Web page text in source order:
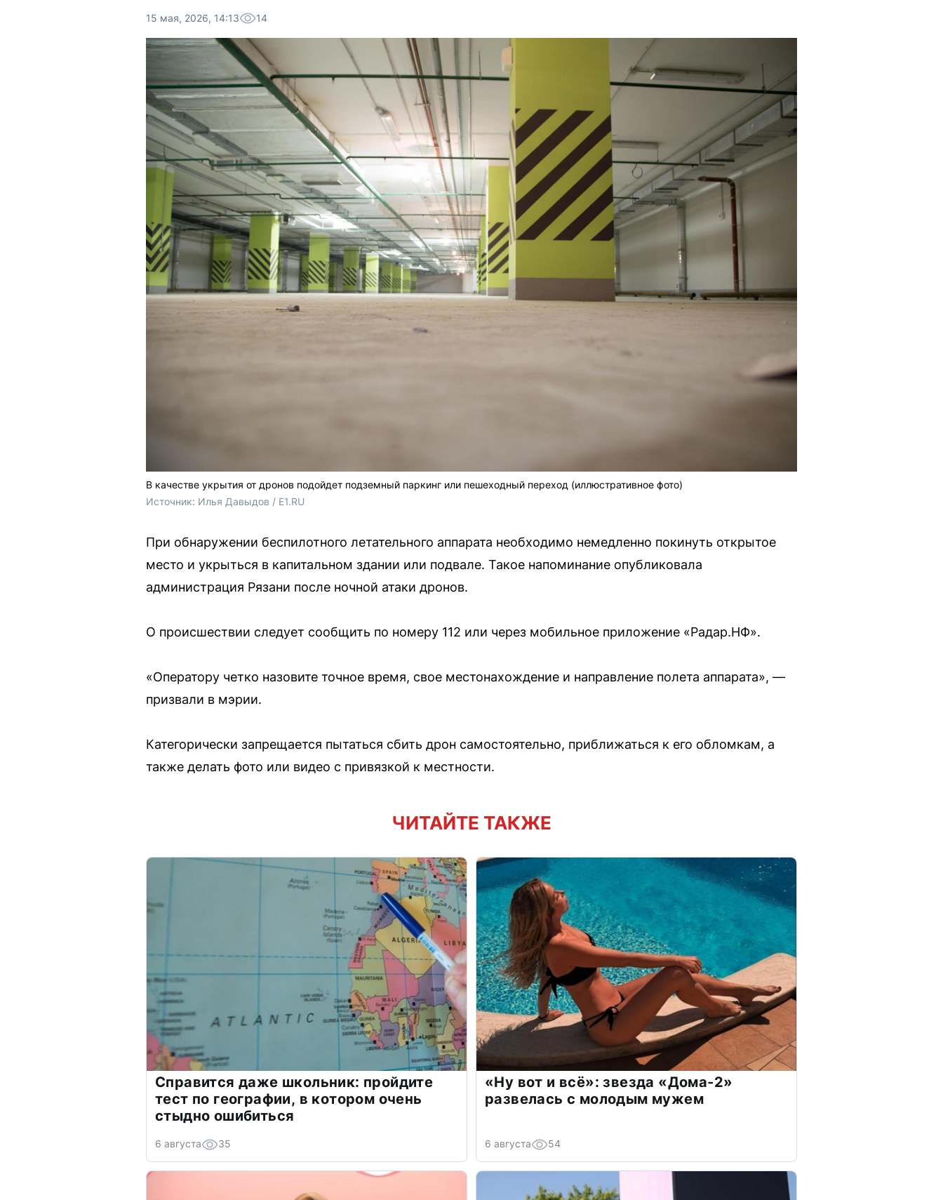
15 мая, 2026, 14:13 14
В качестве укрытия от дронов подойдет подземный паркинг или пешеходный переход (иллюстративное фото)
Источник: Илья Давыдов / E1.RU
При обнаружении беспилотного летательного аппарата необходимо немедленно покинуть открытое
место и укрыться в капитальном здании или подвале. Такое напоминание опубликовала
администрация Рязани после ночной атаки дронов.
О происшествии следует сообщить по номеру 112 или через мобильное приложение «Радар.НФ».
«Оператору четко назовите точное время, свое местонахождение и направление полета аппарата», —
призвали в мэрии.
Категорически запрещается пытаться сбить дрон самостоятельно, приближаться к его обломкам, а
также делать фото или видео с привязкой к местности.
ЧИТАЙТЕ ТАКЖЕ
Справится даже школьник: пройдите
тест по географии, в котором очень
стыдно ошибиться
6 августа 35
«Ну вот и всё»: звезда «Дома-2»
развелась с молодым мужем
6 августа 54